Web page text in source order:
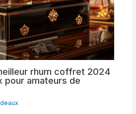
rhum coffret 2024
pour amateurs de